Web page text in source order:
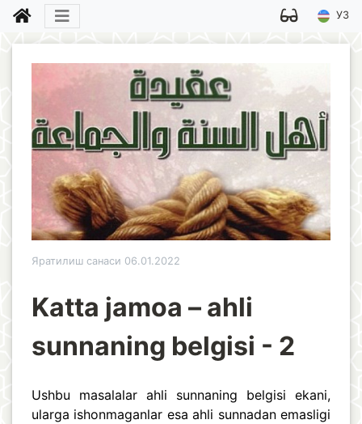
УЗ
Яратилиш санаси 06.01.2022
Katta jamoa – ahli
sunnaning belgisi - 2
Ushbu masalalar ahli sunnaning belgisi ekani,
ularga ishonmaganlar esa ahli sunnadan emasligi